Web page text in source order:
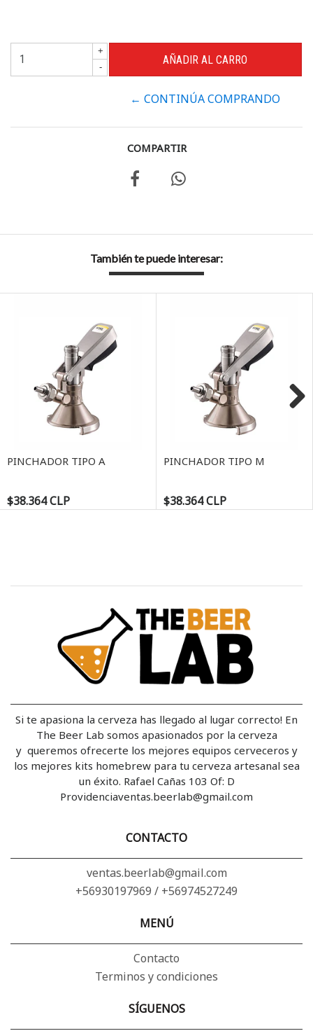
+
-
← CONTINÚA COMPRANDO
COMPARTIR
También te puede interesar:
PINCHADOR TIPO A
$38.364 CLP
PINCHADOR TIPO M
$38.364 CLP
Si te apasiona la cerveza has llegado al lugar correcto! En
The Beer Lab somos apasionados por la cerveza
y queremos ofrecerte los mejores equipos cerveceros y
los mejores kits homebrew para tu cerveza artesanal sea
un éxito. Rafael Cañas 103 Of: D
Providenciaventas.beerlab@gmail.com
CONTACTO
ventas.beerlab@gmail.com
+56930197969 / +56974527249
MENÚ
Contacto
Terminos y condiciones
SÍGUENOS